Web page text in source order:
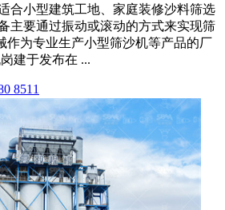
合小型建筑工地、家庭装修沙料筛选
主要通过振动或滚动的方式来实现筛
作为专业生产小型筛沙机等产品的厂
建于发布在 ...
8511